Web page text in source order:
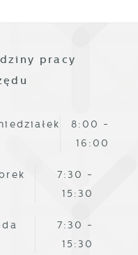
pracy
8:00 -
16:00
7:30 -
15:30
7:30 -
15:30
w
oraz
Dane
pod
naszych
oraz